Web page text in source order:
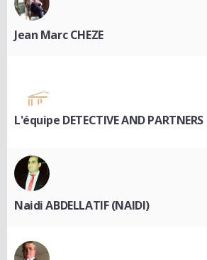
Jean Marc CHEZE
L'équipe DETECTIVE AND PARTNERS
Naidi ABDELLATIF (NAIDI)